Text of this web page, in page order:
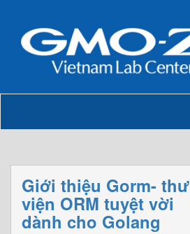
Giới thiệu Gorm- thư
viện ORM tuyệt vời
dành cho Golang